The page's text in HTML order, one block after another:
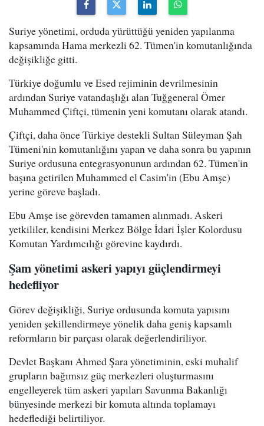
Suriye yönetimi, orduda yürüttüğü yeniden yapılanma
kapsamında Hama merkezli 62. Tümen'in komutanlığında
değişikliğe gitti.
Türkiye doğumlu ve Esed rejiminin devrilmesinin
ardından Suriye vatandaşlığı alan Tuğgeneral Ömer
Muhammed Çiftçi, tümenin yeni komutanı olarak atandı.
Çiftçi, daha önce Türkiye destekli Sultan Süleyman Şah
Tümeni'nin komutanlığını yapan ve daha sonra bu yapının
Suriye ordusuna entegrasyonunun ardından 62. Tümen'in
başına getirilen Muhammed el Casim'in (Ebu Amşe)
yerine göreve başladı.
Ebu Amşe ise görevden tamamen alınmadı. Askeri
yetkililer, kendisini Merkez Bölge İdari İşler Kolordusu
Komutan Yardımcılığı görevine kaydırdı.
Şam yönetimi askeri yapıyı güçlendirmeyi
hedefliyor
Görev değişikliği, Suriye ordusunda komuta yapısını
yeniden şekillendirmeye yönelik daha geniş kapsamlı
reformların bir parçası olarak değerlendiriliyor.
Devlet Başkanı Ahmed Şara yönetiminin, eski muhalif
grupların bağımsız güç merkezleri oluşturmasını
engelleyerek tüm askeri yapıları Savunma Bakanlığı
bünyesinde merkezi bir komuta altında toplamayı
hedeflediği belirtiliyor.